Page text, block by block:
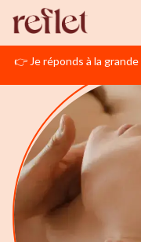
👉 Je réponds à la